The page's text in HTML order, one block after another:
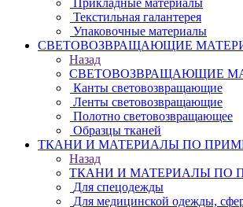
Прикладные материалы
Текстильная галантерея
Упаковочные материалы
СВЕТОВОЗВРАЩАЮЩИЕ
Назад
СВЕТОВОЗВРАЩАЮЩИЕ
Канты световозвращающие
Ленты световозвращающие
Полотно световозвращающее
Образцы тканей
ТКАНИ И МАТЕРИАЛЫ ПО
Назад
ТКАНИ И МАТЕРИАЛЫ ПО
Для спецодежды
Для медицинской одежды,